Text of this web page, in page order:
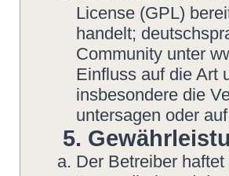
License (GPL)
handelt;
Community unter
Einfluss auf die Art
insbesondere die
untersagen oder
5.
Der Betreiber